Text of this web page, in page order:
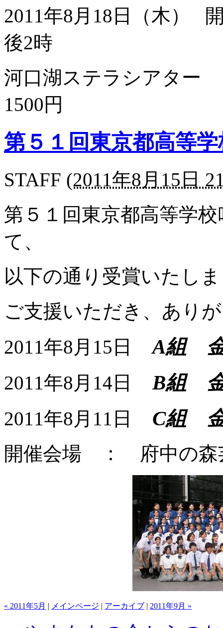
2011年8月18日（木）
後2時
河口湖ステラ
1500円
第５１回東京都高等
STAFF (2011年8月15日
第５１回東京都高等学
て、
以下の通り受賞いたし
ご支援いただき、あり
2011年8月15日
A組
2011年8月14日 B組
2011年8月11日 C組
開催会場 ： 府中の森
« 2011年5月 | メインページ | アーカイブ | 2011年9月 »